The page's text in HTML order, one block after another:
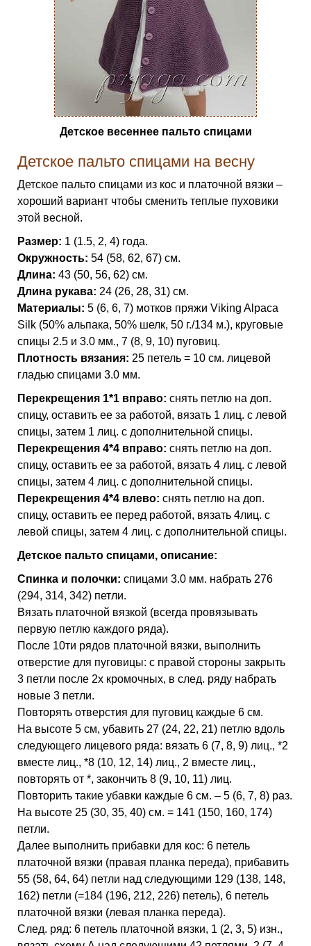
Детское весеннее пальто спицами
Детское пальто спицами на весну
Детское пальто спицами из кос и платочной вязки –
хороший вариант чтобы сменить теплые пуховики
этой весной.
Размер: 1 (1.5, 2, 4) года.
Окружность: 54 (58, 62, 67) см.
Длина: 43 (50, 56, 62) см.
Длина рукава: 24 (26, 28, 31) см.
Материалы: 5 (6, 6, 7) мотков пряжи Viking Alpaca
Silk (50% альпака, 50% шелк, 50 г./134 м.), круговые
спицы 2.5 и 3.0 мм., 7 (8, 9, 10) пуговиц.
Плотность вязания: 25 петель = 10 см. лицевой
гладью спицами 3.0 мм.
Перекрещения 1*1 вправо: снять петлю на доп.
спицу, оставить ее за работой, вязать 1 лиц. с левой
спицы, затем 1 лиц. с дополнительной спицы.
Перекрещения 4*4 вправо: снять петлю на доп.
спицу, оставить ее за работой, вязать 4 лиц. с левой
спицы, затем 4 лиц. с дополнительной спицы.
Перекрещения 4*4 влево: снять петлю на доп.
спицу, оставить ее перед работой, вязать 4лиц. с
левой спицы, затем 4 лиц. с дополнительной спицы.
Детское пальто спицами, описание:
Спинка и полочки: спицами 3.0 мм. набрать 276
(294, 314, 342) петли.
Вязать платочной вязкой (всегда провязывать
первую петлю каждого ряда).
После 10ти рядов платочной вязки, выполнить
отверстие для пуговицы: с правой стороны закрыть
3 петли после 2х кромочных, в след. ряду набрать
новые 3 петли.
Повторять отверстия для пуговиц каждые 6 см.
На высоте 5 см, убавить 27 (24, 22, 21) петлю вдоль
следующего лицевого ряда: вязать 6 (7, 8, 9) лиц., *2
вместе лиц., *8 (10, 12, 14) лиц., 2 вместе лиц.,
повторять от *, закончить 8 (9, 10, 11) лиц.
Повторить такие убавки каждые 6 см. – 5 (6, 7, 8) раз.
На высоте 25 (30, 35, 40) см. = 141 (150, 160, 174)
петли.
Далее выполнить прибавки для кос: 6 петель
платочной вязки (правая планка переда), прибавить
55 (58, 64, 64) петли над следующими 129 (138, 148,
162) петли (=184 (196, 212, 226) петель), 6 петель
платочной вязки (левая планка переда).
След. ряд: 6 петель платочной вязки, 1 (2, 3, 5) изн.,